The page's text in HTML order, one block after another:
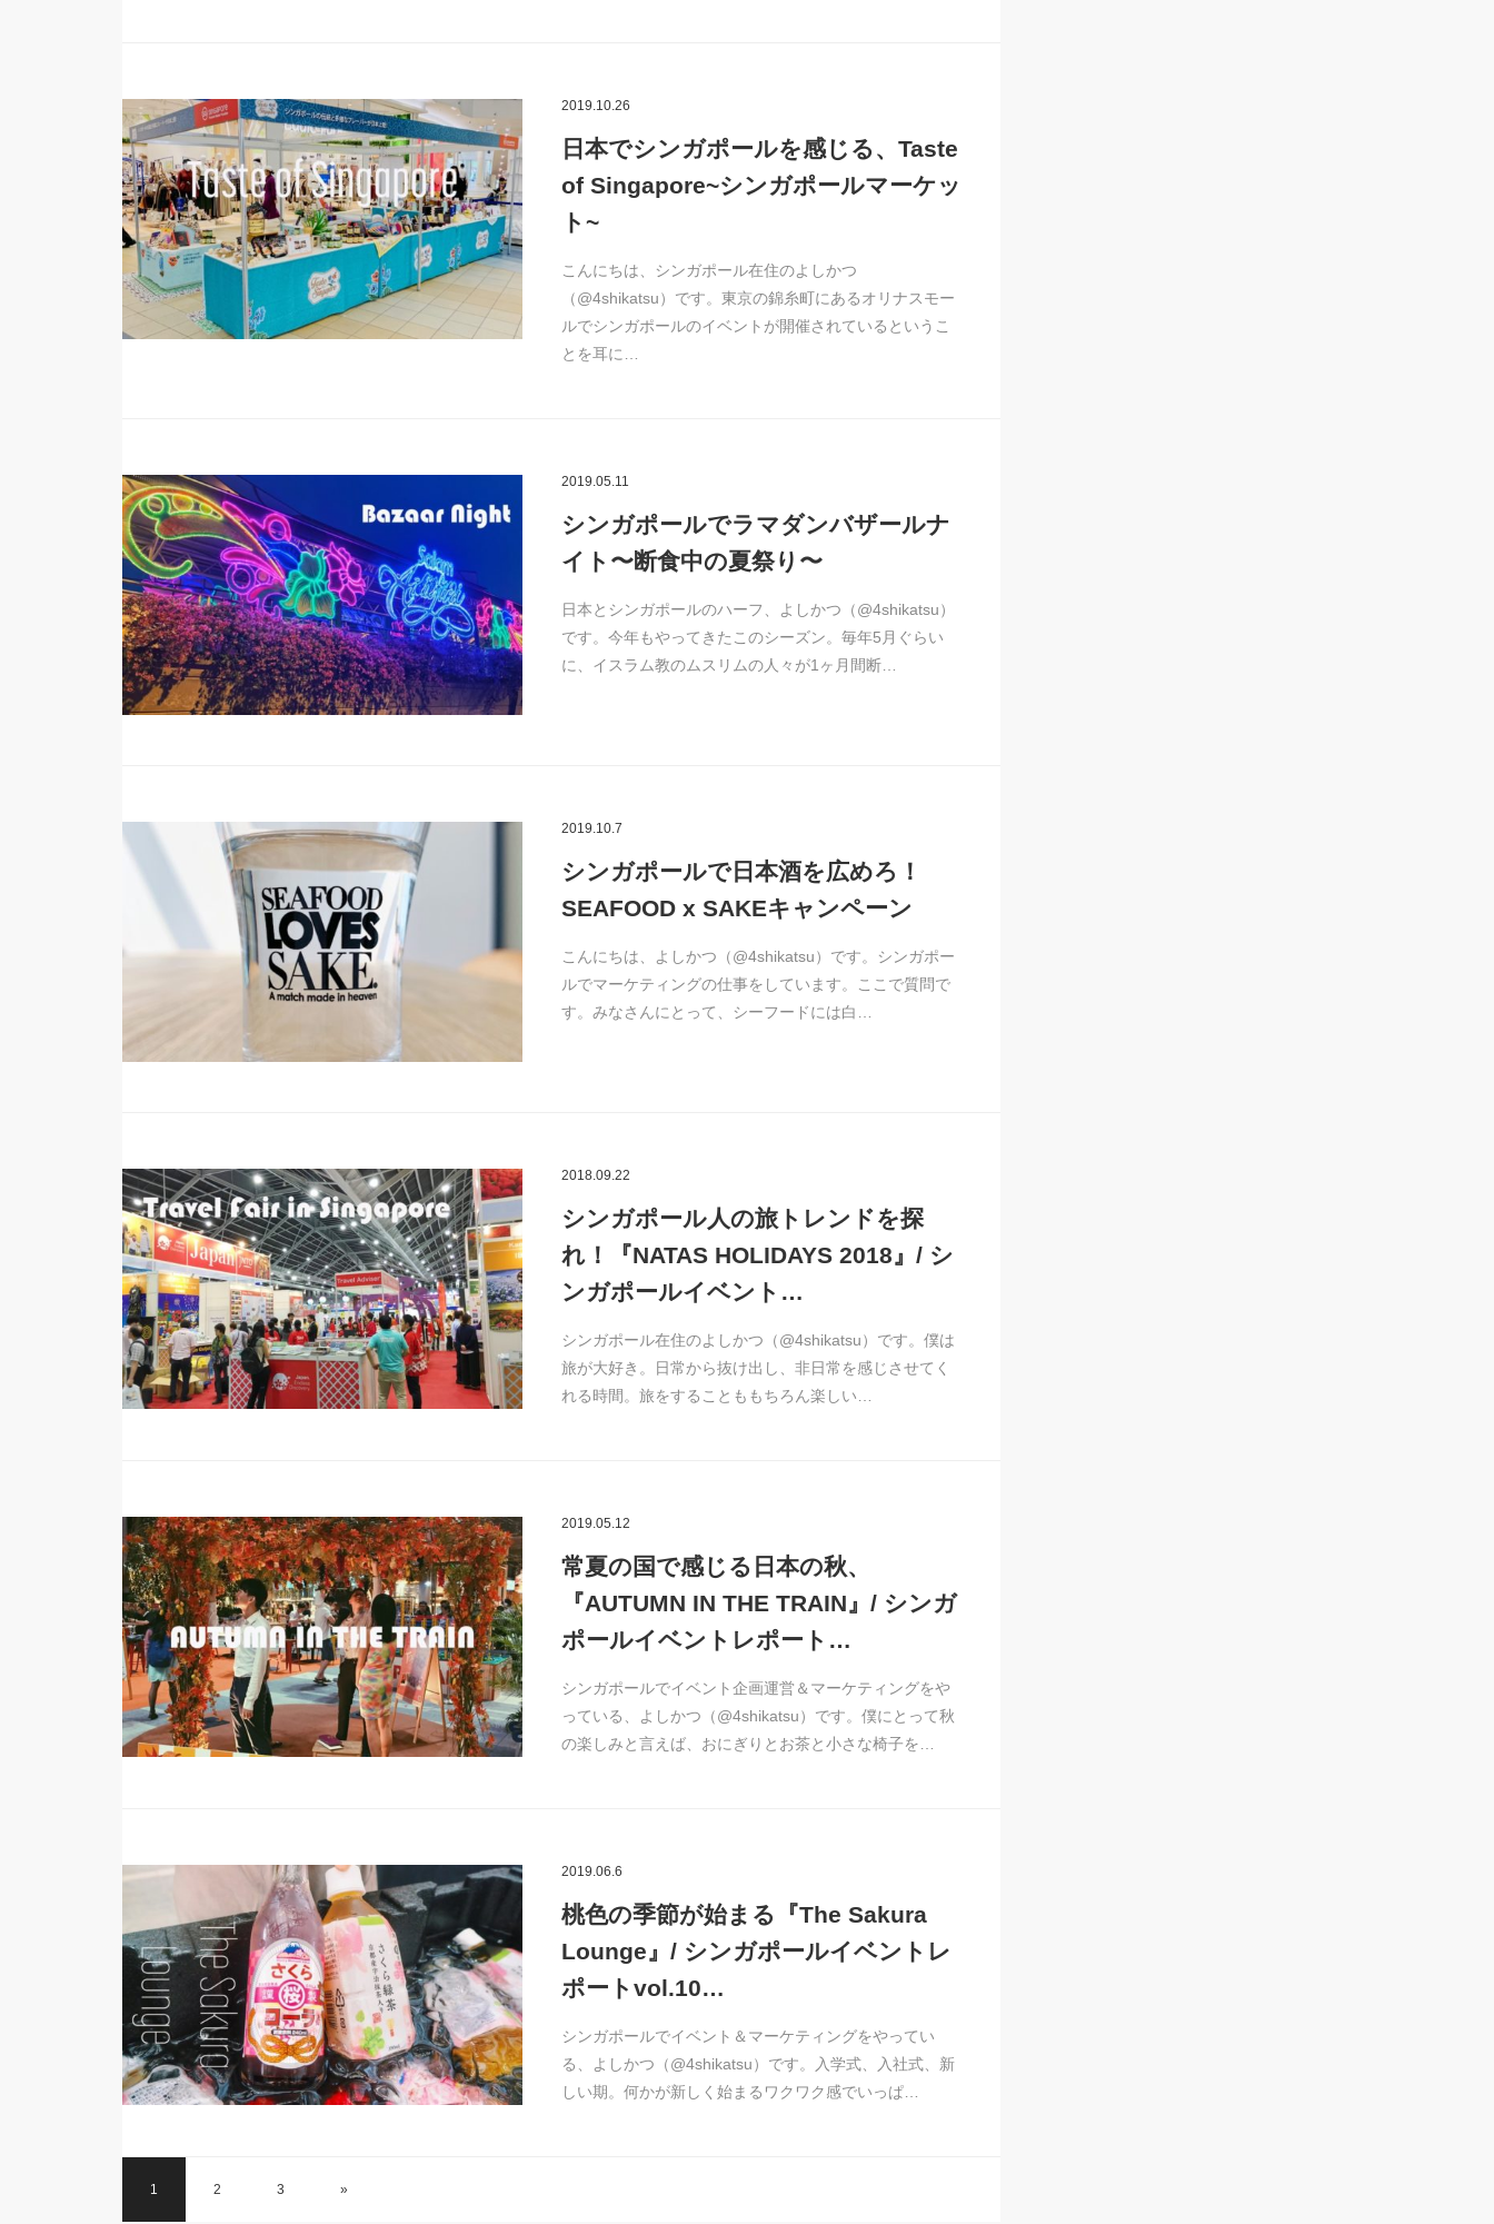
2019.10.26
日本でシンガポールを感じる、Taste
of Singapore~シンガポールマーケッ
ト~
こんにちは、シンガポール在住のよしかつ
（@4shikatsu）です。東京の錦糸町にあるオリナスモー
ルでシンガポールのイベントが開催されているというこ
とを耳に…
2019.05.11
シンガポールでラマダンバザールナ
イト〜断食中の夏祭り〜
日本とシンガポールのハーフ、よしかつ（@4shikatsu）
です。今年もやってきたこのシーズン。毎年5月ぐらい
に、イスラム教のムスリムの人々が1ヶ月間断…
2019.10.7
シンガポールで日本酒を広めろ！
SEAFOOD x SAKEキャンペーン
こんにちは、よしかつ（@4shikatsu）です。シンガポー
ルでマーケティングの仕事をしています。ここで質問で
す。みなさんにとって、シーフードには白…
2018.09.22
シンガポール人の旅トレンドを探
れ！『NATAS HOLIDAYS 2018』/ シ
ンガポールイベント…
シンガポール在住のよしかつ（@4shikatsu）です。僕は
旅が大好き。日常から抜け出し、非日常を感じさせてく
れる時間。旅をすることももちろん楽しい…
2019.05.12
常夏の国で感じる日本の秋、
『AUTUMN IN THE TRAIN』/ シンガ
ポールイベントレポート…
シンガポールでイベント企画運営＆マーケティングをや
っている、よしかつ（@4shikatsu）です。僕にとって秋
の楽しみと言えば、おにぎりとお茶と小さな椅子を…
2019.06.6
桃色の季節が始まる『The Sakura
Lounge』/ シンガポールイベントレ
ポートvol.10…
シンガポールでイベント＆マーケティングをやってい
る、よしかつ（@4shikatsu）です。入学式、入社式、新
しい期。何かが新しく始まるワクワク感でいっぱ…
1 2 3 »